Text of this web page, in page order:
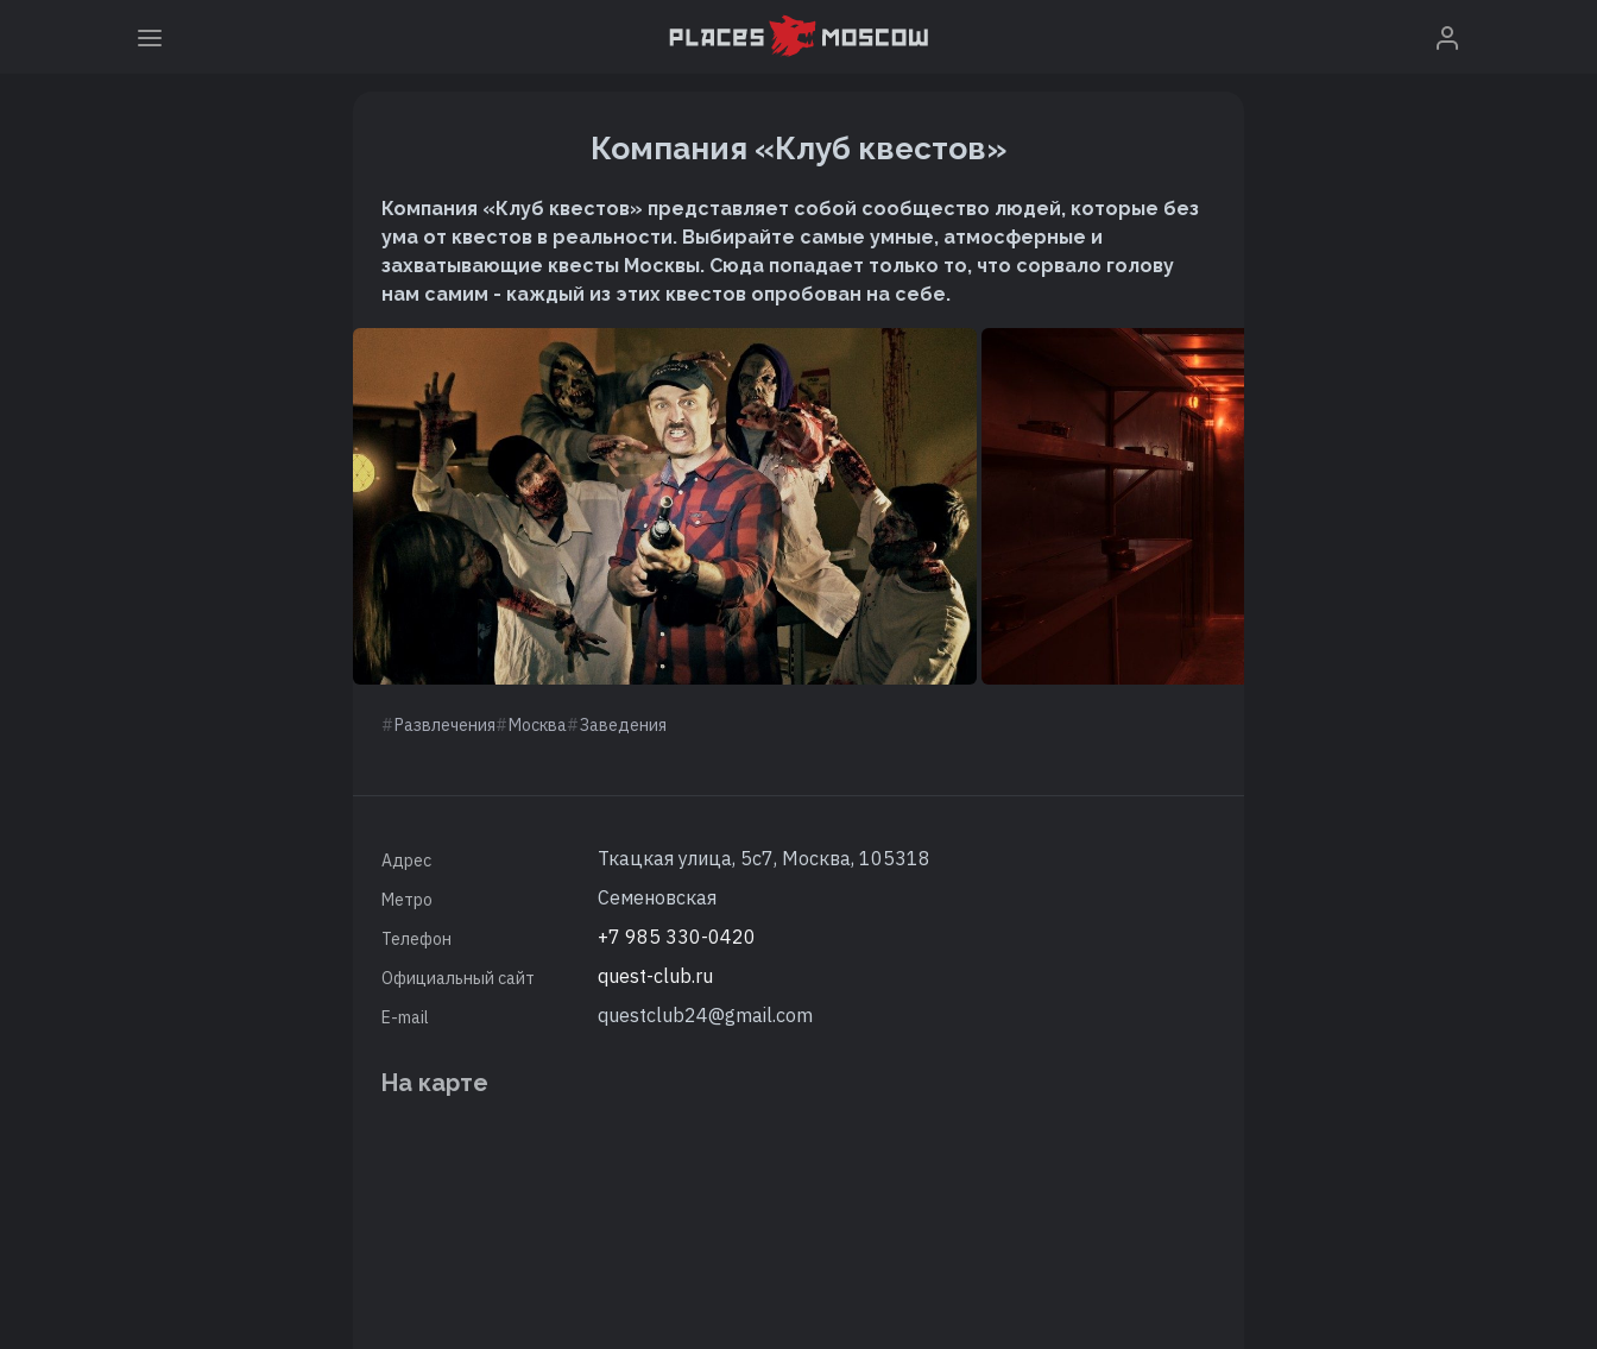
Компания «Клуб квестов»
Компания «Клуб квестов» представляет собой сообщество людей, которые без
ума от квестов в реальности. Выбирайте самые умные, атмосферные и
захватывающие квесты Москвы. Сюда попадает только то, что сорвало голову
нам самим - каждый из этих квестов опробован на себе.
Развлечения Москва Заведения
Адрес Ткацкая улица, 5с7, Москва, 105318
Метро Семеновская
Телефон +7 985 330-0420
Официальный сайт quest-club.ru
E-mail questclub24@gmail.com
На карте